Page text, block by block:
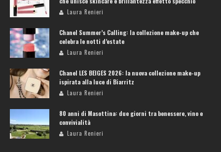
Laura Renieri
Chanel Summer’s Calling: la collezione make-up che
celebra le notti d’estate
Laura Renieri
Chanel LES BEIGES 2026: la nuova collezione make-up
ispirata alla luce di Biarritz
Laura Renieri
80 anni di Masottina: due giorni tra benessere, vino e
convivialità
Laura Renieri